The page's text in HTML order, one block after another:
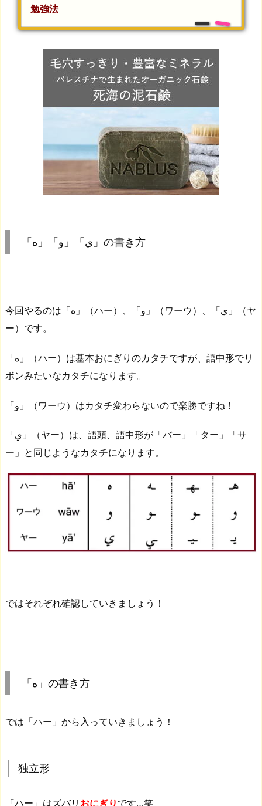
勉強法
「ه」「و」「ي」の書き方
今回やるのは「ه」（ハー）、「و」（ワーウ）、「ي」（ヤ
ー）です。
「ه」（ハー）は基本おにぎりのカタチですが、語中形でリ
ボンみたいなカタチになります。
「و」（ワーウ）はカタチ変わらないので楽勝ですね！
「ي」（ヤー）は、語頭、語中形が「バー」「ター」「サ
ー」と同じようなカタチになります。
ではそれぞれ確認していきましょう！
「ه」の書き方
では「ハー」から入っていきましょう！
独立形
「ハー」はズバリ おにぎり です…笑